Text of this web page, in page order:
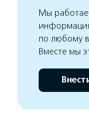
Мы
по любому
Вместе мы